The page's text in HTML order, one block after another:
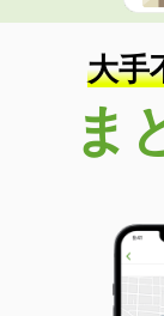
大手
ま